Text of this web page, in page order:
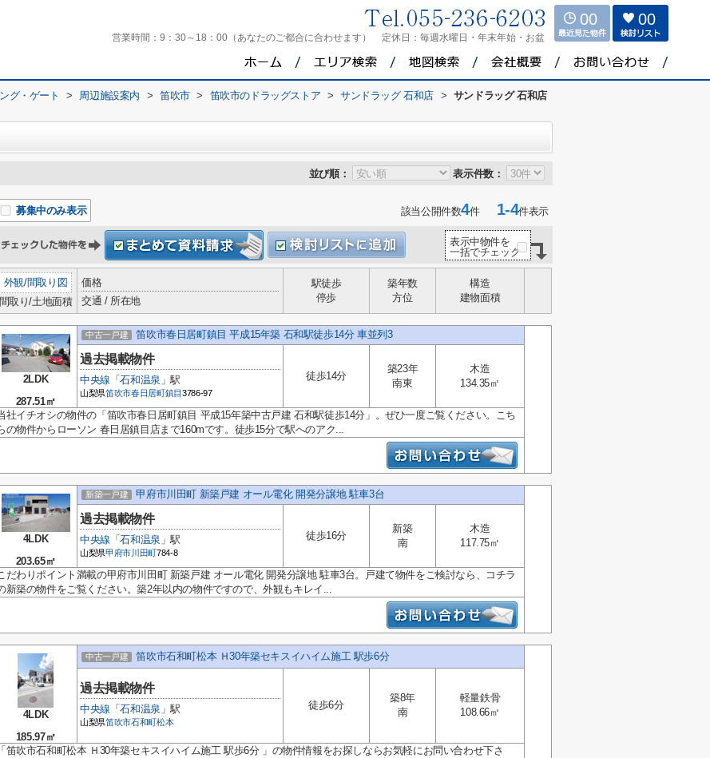
営業時間： 9：30～18：00（あなたのご都合に合わせます） 定休日： 毎週水曜日・年末年始・お盆
00 00
グ・ゲート > 周辺施設案内 > 笛吹市 > 笛吹市のドラッグストア > サンドラッグ 石和店 > サンドラッグ 石和店
並び順： 表示件数：
募集中のみ表示 該当公開件数4件1-4件表示
表示中物件を
一括でチェック
外観/間取り図
間取り/土地面積
価格
交通 / 所在地
駅徒歩
停歩
築年数
方位
構造
建物面積
2LDK
287.51㎡
中古一戸建 笛吹市春日居町鎮目 平成15年築 石和駅徒歩14分 車並列3
過去掲載物件
中央線 「石和温泉 」駅
山梨県笛吹市春日居町鎮目 3786-97
徒歩14分
築23年
南東
木造
134.35㎡
社イチオシの物件の「笛吹市春日居町鎮目 平成15年築中古戸建 石和駅徒歩14分」。ぜひ一度ご覧ください。こち
の物件からローソン 春日居鎮目店まで160mです。徒歩15分で駅へのアク...
4LDK
203.65㎡
新築一戸建 甲府市川田町 新築戸建 オール電化 開発分譲地 駐車3台
過去掲載物件
中央線 「石和温泉 」駅
山梨県甲府市川田町784-8
徒歩16分
新築
南
木造
117.75㎡
だわりポイント満載の甲府市川田町 新築戸建 オール電化 開発分譲地 駐車3台。戸建て物件をご検討なら、コチラ
新築の物件をご覧ください。築2年以内の物件ですので、外観もキレイ...
4LDK
185.97㎡
中古一戸建 笛吹市石和町松本 Ｈ30年築セキスイハイム施工 駅歩6分
過去掲載物件
中央線 「石和温泉 」駅
山梨県笛吹市石和町松本
徒歩6分
築8年
南
軽量鉄骨
108.66㎡
「笛吹市石和町松本 Ｈ30年築セキスイハイム施工 駅歩6分 」の物件情報をお探しならお気軽にお問い合わせ下さ